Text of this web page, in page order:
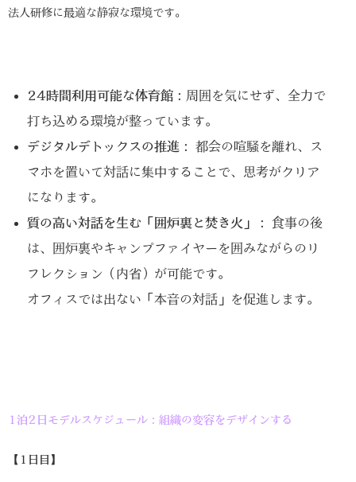
法人研修に最適な静寂な環境です。
24時間利用可能な体育館： 周囲を気にせず、全力で
打ち込める環境が整っています。
デジタルデトックスの推進：
都会の喧騒を離れ、ス
マホを置いて対話に集中することで、思考がクリア
になります。
質の高い対話を生む「囲炉裏と焚き火」：
食事の後
は、囲炉裏やキャンプファイヤーを囲みながらのリ
フレクション（内省）が可能です。
オフィスでは出ない「本音の対話」を促進します。
1泊2日モデルスケジュール：組織の変容をデザインする
【1日目】